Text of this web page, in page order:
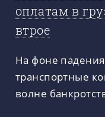
оплатам в
втрое
На фоне
транспортные
волне